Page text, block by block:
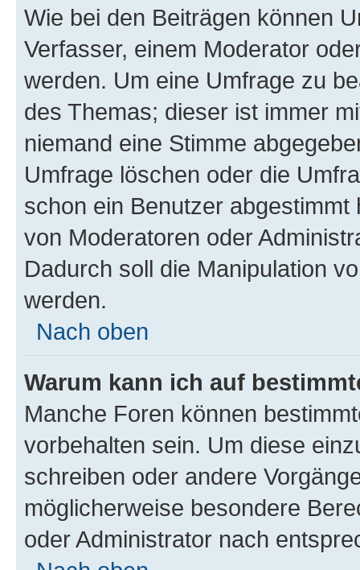
Wie bei den Beiträgen können
Verfasser, einem Moderator
werden. Um eine Umfrage zu
des Themas; dieser ist immer
niemand eine Stimme
Umfrage löschen oder die
schon ein Benutzer
von Moderatoren oder
Dadurch soll die Manipulation
werden.
Nach oben
Warum kann ich auf
Manche Foren können
vorbehalten sein. Um diese
schreiben oder andere
möglicherweise besondere
oder Administrator nach